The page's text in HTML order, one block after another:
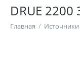
DRUE
Главная /